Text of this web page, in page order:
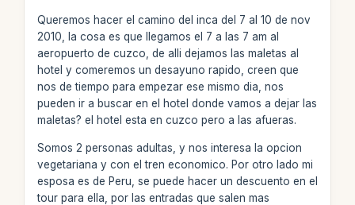
Queremos hacer el camino del inca del 7 al 10 de nov
2010, la cosa es que llegamos el 7 a las 7 am al
aeropuerto de cuzco, de alli dejamos las maletas al
hotel y comeremos un desayuno rapido, creen que
nos de tiempo para empezar ese mismo dia, nos
pueden ir a buscar en el hotel donde vamos a dejar las
maletas? el hotel esta en cuzco pero a las afueras.
Somos 2 personas adultas, y nos interesa la opcion
vegetariana y con el tren economico. Por otro lado mi
esposa es de Peru, se puede hacer un descuento en el
tour para ella, por las entradas que salen mas